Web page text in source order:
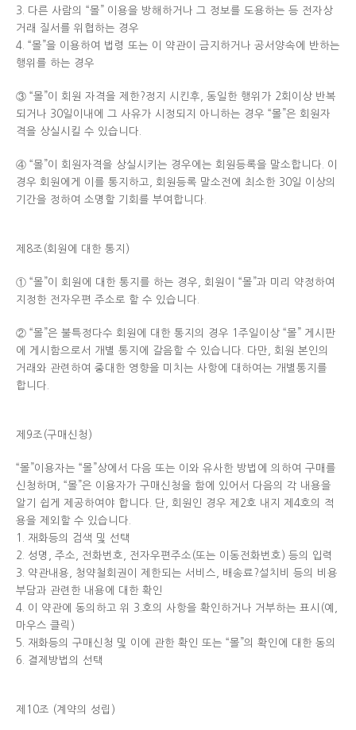
3. 다른 사람의 “몰” 이용을 방해하거나 그 정보를 도용하는 등 전자상
거래 질서를 위협하는 경우
4. “몰”을 이용하여 법령 또는 이 약관이 금지하거나 공서양속에 반하는
행위를 하는 경우
③ “몰”이 회원 자격을 제한?정지 시킨후, 동일한 행위가 2회이상 반복
되거나 30일이내에 그 사유가 시정되지 아니하는 경우 “몰”은 회원자
격을 상실시킬 수 있습니다.
④ “몰”이 회원자격을 상실시키는 경우에는 회원등록을 말소합니다. 이
경우 회원에게 이를 통지하고, 회원등록 말소전에 최소한 30일 이상의
기간을 정하여 소명할 기회를 부여합니다.
제8조(회원에 대한 통지)
① “몰”이 회원에 대한 통지를 하는 경우, 회원이 “몰”과 미리 약정하여
지정한 전자우편 주소로 할 수 있습니다.
② “몰”은 불특정다수 회원에 대한 통지의 경우 1주일이상 “몰” 게시판
에 게시함으로서 개별 통지에 갈음할 수 있습니다. 다만, 회원 본인의
거래와 관련하여 중대한 영향을 미치는 사항에 대하여는 개별통지를
합니다.
제9조(구매신청)
“몰”이용자는 “몰”상에서 다음 또는 이와 유사한 방법에 의하여 구매를
신청하며, “몰”은 이용자가 구매신청을 함에 있어서 다음의 각 내용을
알기 쉽게 제공하여야 합니다. 단, 회원인 경우 제2호 내지 제4호의 적
용을 제외할 수 있습니다.
1. 재화등의 검색 및 선택
2. 성명, 주소, 전화번호, 전자우편주소(또는 이동전화번호) 등의 입력
3. 약관내용, 청약철회권이 제한되는 서비스, 배송료?설치비 등의 비용
부담과 관련한 내용에 대한 확인
4. 이 약관에 동의하고 위 3.호의 사항을 확인하거나 거부하는 표시(예,
마우스 클릭)
5. 재화등의 구매신청 및 이에 관한 확인 또는 “몰”의 확인에 대한 동의
6. 결제방법의 선택
제10조 (계약의 성립)